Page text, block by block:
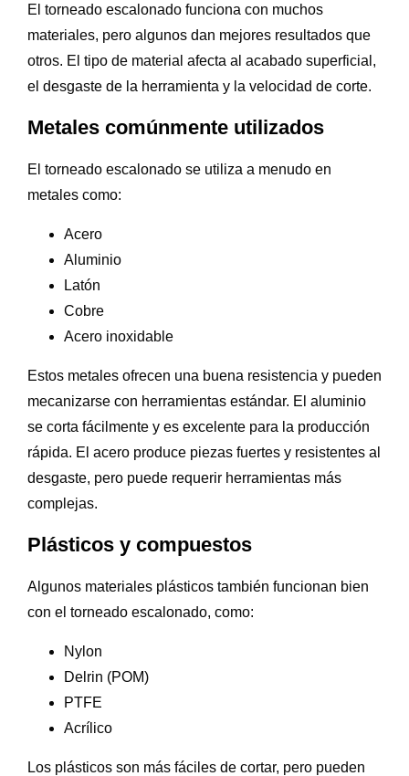
El torneado escalonado funciona con muchos
materiales, pero algunos dan mejores resultados que
otros. El tipo de material afecta al acabado superficial,
el desgaste de la herramienta y la velocidad de corte.
Metales comúnmente utilizados
El torneado escalonado se utiliza a menudo en
metales como:
Acero
Aluminio
Latón
Cobre
Acero inoxidable
Estos metales ofrecen una buena resistencia y pueden
mecanizarse con herramientas estándar. El aluminio
se corta fácilmente y es excelente para la producción
rápida. El acero produce piezas fuertes y resistentes al
desgaste, pero puede requerir herramientas más
complejas.
Plásticos y compuestos
Algunos materiales plásticos también funcionan bien
con el torneado escalonado, como:
Nylon
Delrin (POM)
PTFE
Acrílico
Los plásticos son más fáciles de cortar, pero pueden